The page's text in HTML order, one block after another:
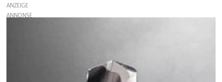
ANZEIGE